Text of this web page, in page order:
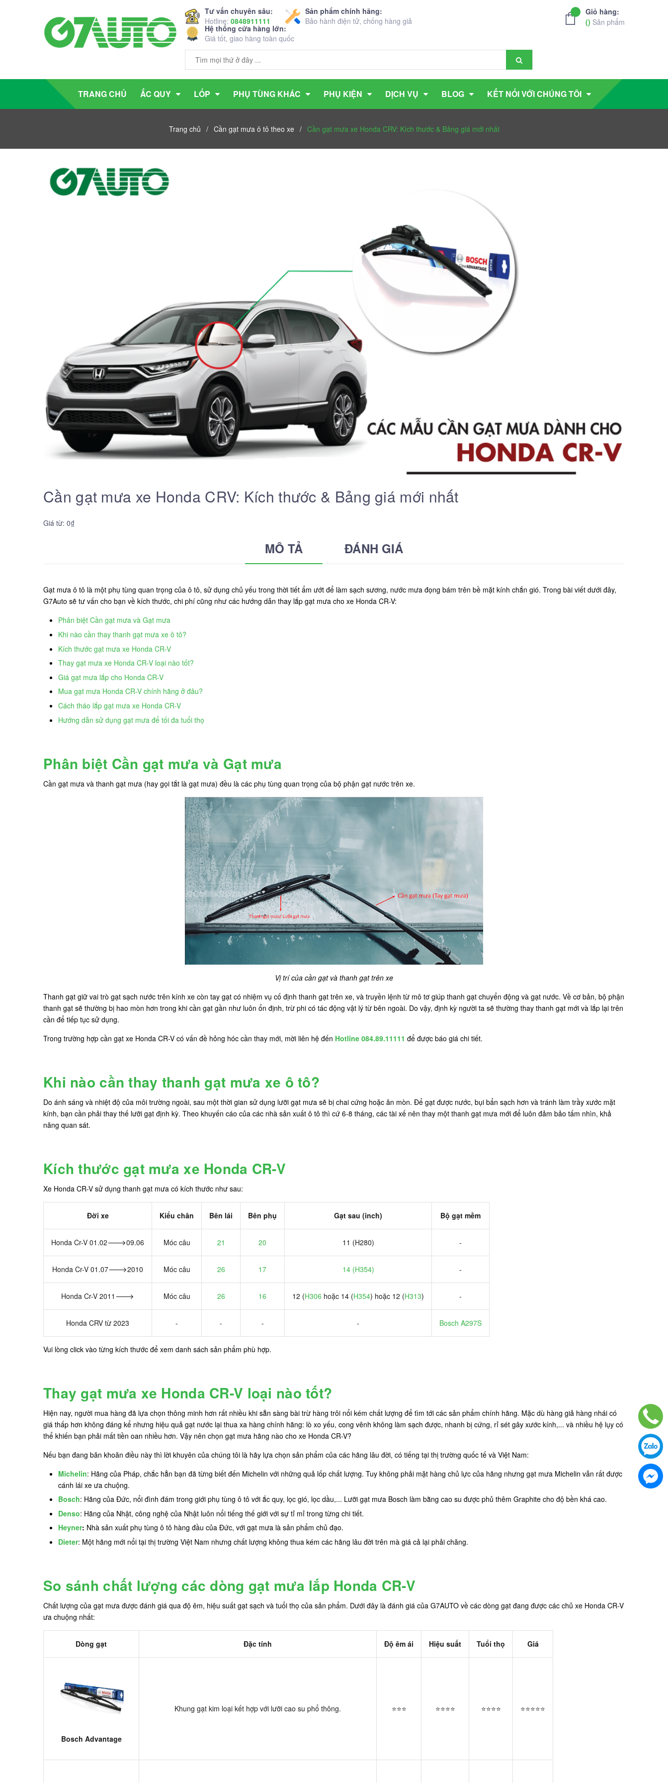
Tư vấn chuyên sâu:
Hotline: 0848911111
Sản phẩm chính hãng:
Bảo hành điện tử, chống hàng giả
Hệ thống cửa hàng lớn:
Giá tốt, giao hàng toàn quốc
Giỏ hàng:
() Sản phẩm
TRANG CHỦ ẮC QUY LỐP PHỤ TÙNG KHÁC PHỤ KIỆN DỊCH VỤ BLOG KẾT NỐI VỚI CHÚNG TÔI
Trang chủ / Cần gạt mưa ô tô theo xe / Cần gạt mưa xe Honda CRV: Kích thước & Bảng giá mới nhất
Cần gạt mưa xe Honda CRV: Kích thước & Bảng giá mới nhất
Giá từ: 0₫
MÔ TẢ ĐÁNH GIÁ
Gạt mưa ô tô là một phụ tùng quan trọng của ô tô, sử dụng chủ yếu trong thời tiết ẩm ướt để làm sạch sương, nước mưa đọng bám trên bề mặt kính chắn gió. Trong bài viết dưới đây,
G7Auto sẽ tư vấn cho bạn về kích thước, chi phí cũng như các hướng dẫn thay lắp gạt mưa cho xe Honda CR-V:
Phân biệt Cần gạt mưa và Gạt mưa
Khi nào cần thay thanh gạt mưa xe ô tô?
Kích thước gạt mưa xe Honda CR-V
Thay gạt mưa xe Honda CR-V loại nào tốt?
Giá gạt mưa lắp cho Honda CR-V
Mua gạt mưa Honda CR-V chính hãng ở đâu?
Cách tháo lắp gạt mưa xe Honda CR-V
Hướng dẫn sử dụng gạt mưa để tối đa tuổi thọ
Phân biệt Cần gạt mưa và Gạt mưa
Cần gạt mưa và thanh gạt mưa (hay gọi tắt là gạt mưa) đều là các phụ tùng quan trọng của bộ phận gạt nước trên xe.
Vị trí của cần gạt và thanh gạt trên xe
Thanh gạt giữ vai trò gạt sạch nước trên kính xe còn tay gạt có nhiệm vụ cố định thanh gạt trên xe, và truyền lệnh từ mô tơ giúp thanh gạt chuyển động và gạt nước. Về cơ bản, bộ phận
thanh gạt sẽ thường bị hao mòn hơn trong khi cần gạt gần như luôn ổn định, trừ phi có tác động vật lý từ bên ngoài. Do vậy, định kỳ người ta sẽ thường thay thanh gạt mới và lắp lại trên
cần để tiếp tục sử dụng.
Trong trường hợp cần gạt xe Honda CR-V có vấn đề hỏng hóc cần thay mới, mời liên hệ đến Hotline 084.89.11111 để được báo giá chi tiết.
Khi nào cần thay thanh gạt mưa xe ô tô?
Do ánh sáng và nhiệt độ của môi trường ngoài, sau một thời gian sử dụng lưỡi gạt mưa sẽ bị chai cứng hoặc ăn mòn. Để gạt được nước, bụi bẩn sạch hơn và tránh làm trầy xước mặt
kính, bạn cần phải thay thế lưỡi gạt định kỳ. Theo khuyến cáo của các nhà sản xuất ô tô thì cứ 6-8 tháng, các tài xế nên thay một thanh gạt mưa mới để luôn đảm bảo tấm nhìn, khả
năng quan sát.
Kích thước gạt mưa xe Honda CR-V
Xe Honda CR-V sử dụng thanh gạt mưa có kích thước như sau:
Đời xe Kiểu chân Bên lái Bên phụ Gạt sau (inch) Bộ gạt mềm
Honda Cr-V 01.02🡒09.06 Móc câu 21 20 11 (H280) -
Honda Cr-V 01.07🡒2010 Móc câu 26 17 14 (H354) -
Honda Cr-V 2011🡒 Móc câu 26 16 12 (H306 hoặc 14 (H354) hoặc 12 (H313) -
Honda CRV từ 2023 - - - - Bosch A297S
Vui lòng click vào từng kích thước để xem danh sách sản phẩm phù hợp.
Thay gạt mưa xe Honda CR-V loại nào tốt?
Hiện nay, người mua hàng đã lựa chọn thông minh hơn rất nhiều khi sẵn sàng bài trừ hàng trôi nổi kém chất lượng để tìm tới các sản phẩm chính hãng. Mặc dù hàng giả hàng nhái có
giá thấp hơn không đáng kể nhưng hiệu quả gạt nước lại thua xa hàng chính hãng: lò xo yếu, cong vênh không làm sạch được, nhanh bị cứng, rỉ sét gây xước kính,... và nhiều hệ lụy có
thể khiến bạn phải mất tiền oan nhiều hơn. Vậy nên chọn gạt mưa hãng nào cho xe Honda CR-V?
Nếu bạn đang băn khoăn điều này thì lời khuyên của chúng tôi là hãy lựa chọn sản phẩm của các hãng lâu đời, có tiếng tại thị trường quốc tế và Việt Nam:
Michelin: Hãng của Pháp, chắc hẳn bạn đã từng biết đến Michelin với những quả lốp chất lượng. Tuy không phải mặt hàng chủ lực của hãng nhưng gạt mưa Michelin vẫn rất được
cánh lái xe ưa chuộng.
Bosch: Hãng của Đức, nổi đình đám trong giới phụ tùng ô tô với ắc quy, lọc gió, lọc dầu,... Lưỡi gạt mưa Bosch làm bằng cao su được phủ thêm Graphite cho độ bền khá cao.
Denso: Hãng của Nhật, công nghệ của Nhật luôn nổi tiếng thế giới với sự tỉ mỉ trong từng chi tiết.
Heyner: Nhà sản xuất phụ tùng ô tô hàng đầu của Đức, với gạt mưa là sản phẩm chủ đạo.
Dieter: Một hãng mới nổi tại thị trường Việt Nam nhưng chất lượng không thua kém các hãng lâu đời trên mà giá cả lại phải chăng.
So sánh chất lượng các dòng gạt mưa lắp Honda CR-V
Chất lượng của gạt mưa được đánh giá qua độ êm, hiệu suất gạt sạch và tuổi thọ của sản phẩm. Dưới đây là đánh giá của G7AUTO về các dòng gạt đang được các chủ xe Honda CR-V
ưa chuộng nhất:
Dòng gạt Đặc tính Độ êm ái Hiệu suất Tuổi thọ Giá
Bosch Advantage
Khung gạt kim loại kết hợp với lưỡi cao su phổ thông. ⭐⭐⭐ ⭐⭐⭐⭐ ⭐⭐⭐⭐ ⭐⭐⭐⭐⭐